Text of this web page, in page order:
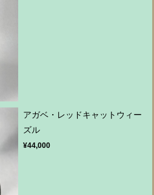
アガベ・レッドキャットウィー
ズル
¥44,000